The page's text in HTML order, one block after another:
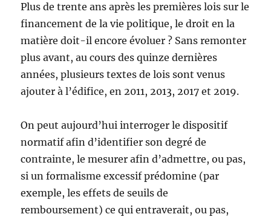
Plus de trente ans après les premières lois sur le
financement de la vie politique, le droit en la
matière doit-il encore évoluer ? Sans remonter
plus avant, au cours des quinze dernières
années, plusieurs textes de lois sont venus
ajouter à l’édifice, en 2011, 2013, 2017 et 2019.
On peut aujourd’hui interroger le dispositif
normatif afin d’identifier son degré de
contrainte, le mesurer afin d’admettre, ou pas,
si un formalisme excessif prédomine (par
exemple, les effets de seuils de
remboursement) ce qui entraverait, ou pas,